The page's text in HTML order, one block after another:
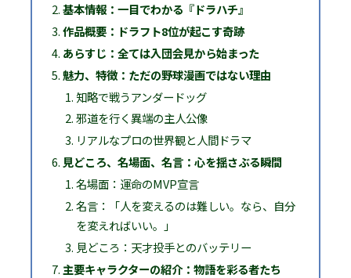
基本情報：一目でわかる『ドラハチ』
作品概要：ドラフト8位が起こす奇跡
あらすじ：全ては入団会見から始まった
魅力、特徴：ただの野球漫画ではない理由
知略で戦うアンダードッグ
邪道を行く異端の主人公像
リアルなプロの世界観と人間ドラマ
見どころ、名場面、名言：心を揺さぶる瞬間
名場面：運命のMVP宣言
名言：「人を変えるのは難しい。なら、自分
を変えればいい。」
見どころ：天才投手とのバッテリー
主要キャラクターの紹介：物語を彩る者たち